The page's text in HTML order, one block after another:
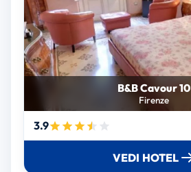
B&B Cavour 10
Firenze
3.9
VEDI HOTEL